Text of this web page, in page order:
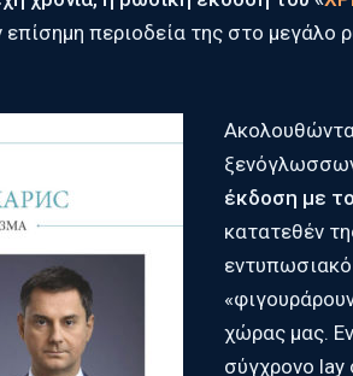
επίσημη περιοδεία της στο
έκδοση με
κατατεθέν
χώρας μας.
σύγχρονο lay